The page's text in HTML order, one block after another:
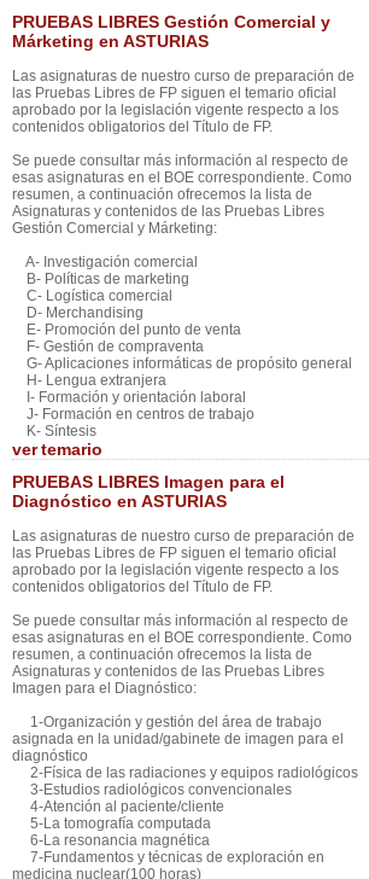
PRUEBAS LIBRES Gestión Comercial y
Márketing en ASTURIAS
Las asignaturas de nuestro curso de preparación de
las Pruebas Libres de FP siguen el temario oficial
aprobado por la legislación vigente respecto a los
contenidos obligatorios del Título de FP.
Se puede consultar más información al respecto de
esas asignaturas en el BOE correspondiente. Como
resumen, a continuación ofrecemos la lista de
Asignaturas y contenidos de las Pruebas Libres
Gestión Comercial y Márketing:
A- Investigación comercial
B- Políticas de marketing
C- Logística comercial
D- Merchandising
E- Promoción del punto de venta
F- Gestión de compraventa
G- Aplicaciones informáticas de propósito general
H- Lengua extranjera
I- Formación y orientación laboral
J- Formación en centros de trabajo
K- Síntesis
vertemario
PRUEBAS LIBRES Imagen para el
Diagnóstico en ASTURIAS
Las asignaturas de nuestro curso de preparación de
las Pruebas Libres de FP siguen el temario oficial
aprobado por la legislación vigente respecto a los
contenidos obligatorios del Título de FP.
Se puede consultar más información al respecto de
esas asignaturas en el BOE correspondiente. Como
resumen, a continuación ofrecemos la lista de
Asignaturas y contenidos de las Pruebas Libres
Imagen para el Diagnóstico:
1-Organización y gestión del área de trabajo
asignada en la unidad/gabinete de imagen para el
diagnóstico
2-Física de las radiaciones y equipos radiológicos
3-Estudios radiológicos convencionales
4-Atención al paciente/cliente
5-La tomografía computada
6-La resonancia magnética
7-Fundamentos y técnicas de exploración en
medicina nuclear(100 horas)